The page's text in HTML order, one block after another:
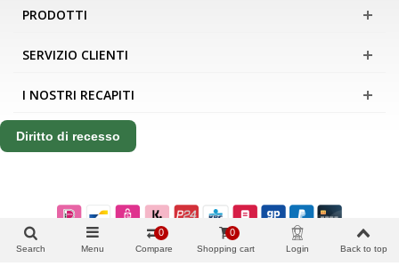
PRODOTTI
SERVIZIO CLIENTI
I NOSTRI RECAPITI
Diritto di recesso
Copyright Apis International B.V.
Search Menu Compare
0
Shopping cart
0
Login Back to top